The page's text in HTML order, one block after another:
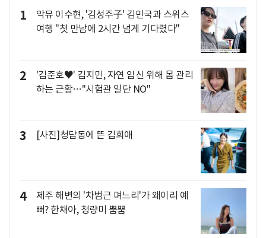
1
악뮤 이수현, '김성주子' 김민국과 스위스
여행 "첫 만남에 2시간 넘게 기다렸다"
2
'김준호♥' 김지민, 자연 임신 위해 몸 관리
하는 근황…"시험관 일단 NO"
3 [사진]청담동에 뜬 김희애
4
제주 해변의 '차범근 며느리'가 왜이리 예
뻐? 한채아, 청량미 뿜뿜